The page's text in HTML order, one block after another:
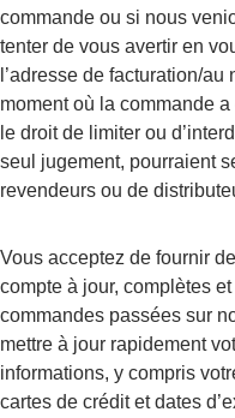
commande ou si nous
tenter de vous avertir en
l’adresse de facturation/
moment où la commande
le droit de limiter ou
seul jugement, pourraient
revendeurs ou de
Vous acceptez de fournir
compte à jour, complètes
commandes passées sur
mettre à jour rapidement
informations, y compris
cartes de crédit et dates